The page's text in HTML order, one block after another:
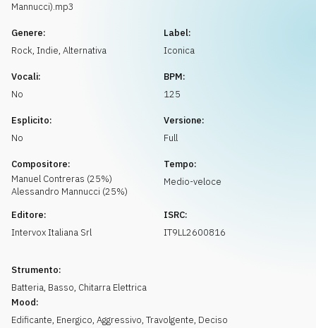
Mannucci).mp3
Genere:
Rock, Indie, Alternativa
Label:
Iconica
Vocali:
No
BPM:
125
Esplicito:
No
Versione:
Full
Compositore:
Manuel Contreras (25%)
Alessandro Mannucci (25%)
Tempo:
Medio-veloce
Editore:
Intervox Italiana Srl
ISRC:
IT9LL2600816
Strumento:
Batteria, Basso, Chitarra Elettrica
Mood:
Edificante, Energico, Aggressivo, Travolgente, Deciso